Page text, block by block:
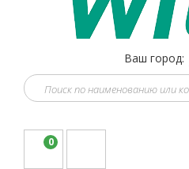
Ваш город:
0